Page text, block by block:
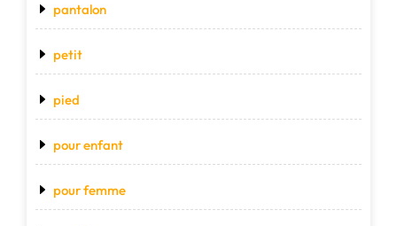
pantalon
petit
pied
pour enfant
pour femme